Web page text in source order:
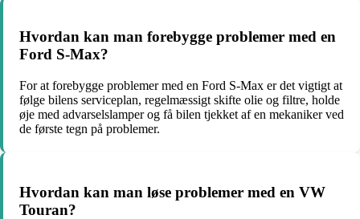
Hvordan kan man forebygge problemer med en
Ford S-Max?
For at forebygge problemer med en Ford S-Max er det vigtigt at
følge bilens serviceplan, regelmæssigt skifte olie og filtre, holde
øje med advarselslamper og få bilen tjekket af en mekaniker ved
de første tegn på problemer.
Hvordan kan man løse problemer med en VW
Touran?